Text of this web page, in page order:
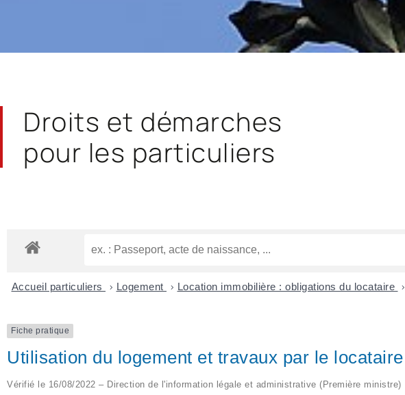
Droits et démarches
pour les particuliers
Accueil particuliers > Logement > Location immobilière : obligations du locataire >
Fiche pratique
Utilisation du logement et travaux par le locataire
Vérifié le 16/08/2022 – Direction de l'information légale et administrative (Première ministre)